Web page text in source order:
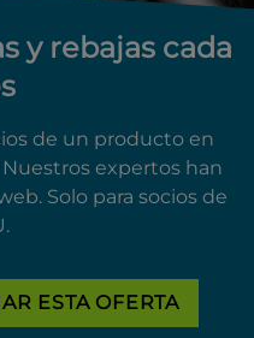
y rebajas cada
de un producto en
expertos han
Solo para socios de
ESTA OFERTA